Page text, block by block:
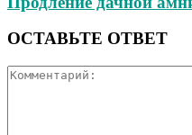
ОСТАВЬТЕ ОТВЕТ